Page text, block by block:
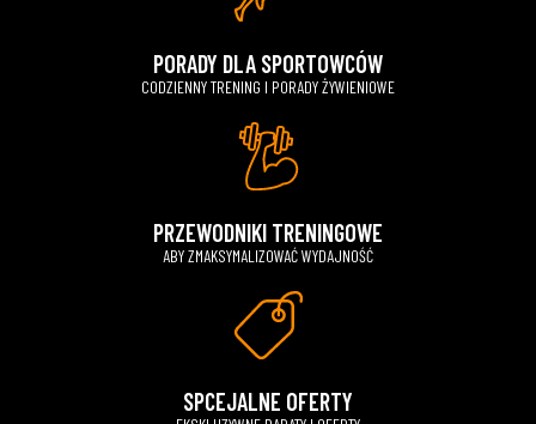
PORADY DLA SPORTOWCÓW
CODZIENNY TRENING I PORADY ŻYWIENIOWE
PRZEWODNIKI TRENINGOWE
ABY ZMAKSYMALIZOWAĆ WYDAJNOŚĆ
SPCEJALNE OFERTY